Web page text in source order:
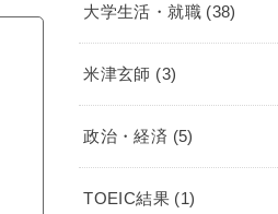
大学生活・就職 (38)
米津玄師 (3)
政治・経済 (5)
TOEIC結果 (1)